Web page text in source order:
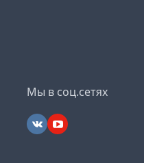
Мы в соц.сетях